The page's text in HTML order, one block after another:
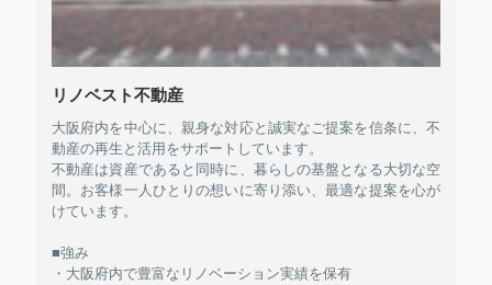
リノベスト不動産
大阪府内を中心に、親身な対応と誠実なご提案を信条に、不
動産の再生と活用をサポートしています。
不動産は資産であると同時に、暮らしの基盤となる大切な空
間。お客様一人ひとりの想いに寄り添い、最適な提案を心が
けています。
■強み
・大阪府内で豊富なリノベーション実績を保有